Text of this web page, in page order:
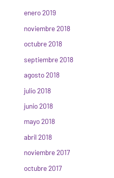
enero 2019
noviembre 2018
octubre 2018
septiembre 2018
agosto 2018
julio 2018
junio 2018
mayo 2018
abril 2018
noviembre 2017
octubre 2017